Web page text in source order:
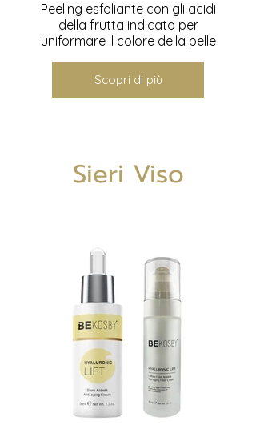
Peeling esfoliante con gli acidi
della frutta indicato per
uniformare il colore della pelle
Scopri di più
Sieri Viso